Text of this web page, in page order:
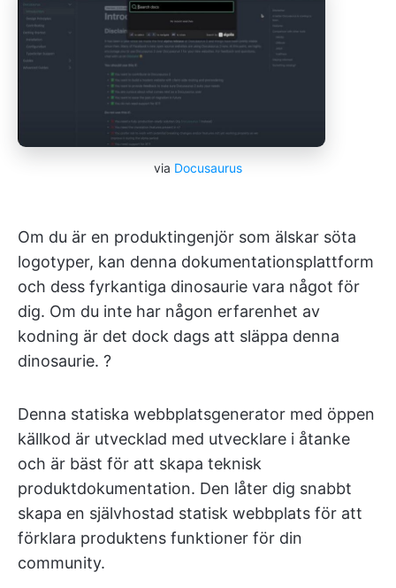
via Docusaurus
Om du är en produktingenjör som älskar söta
logotyper, kan denna dokumentationsplattform
och dess fyrkantiga dinosaurie vara något för
dig. Om du inte har någon erfarenhet av
kodning är det dock dags att släppa denna
dinosaurie. ?
Denna statiska webbplatsgenerator med öppen
källkod är utvecklad med utvecklare i åtanke
och är bäst för att skapa teknisk
produktdokumentation. Den låter dig snabbt
skapa en självhostad statisk webbplats för att
förklara produktens funktioner för din
community.